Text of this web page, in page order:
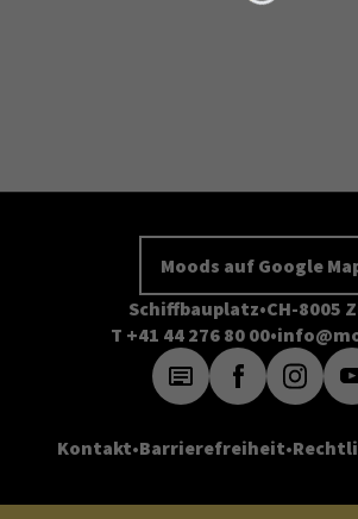
Moods auf Google
Schiffbauplatz CH-8005
T +41 44 276 80 00
Kontakt Barrierefreiheit